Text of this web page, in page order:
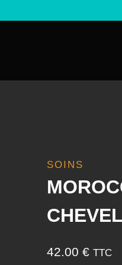
SOINS
42.00 € TTC